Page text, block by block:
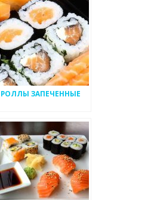
РОЛЛЫ ЗАПЕЧЕННЫЕ